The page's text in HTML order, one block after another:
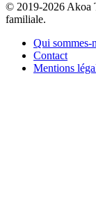
© 2019-2026 Akoa
familiale.
Qui sommes-
Contact
Mentions